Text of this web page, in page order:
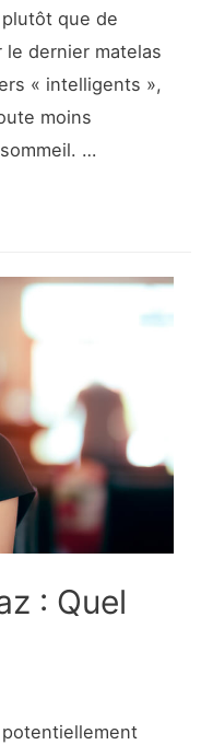
que de
dernier matelas
« intelligents »,
moins
…
: Quel